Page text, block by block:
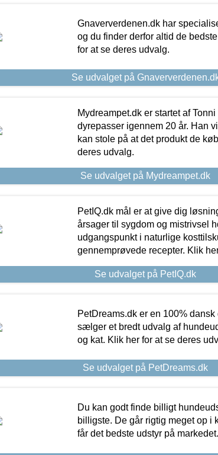
Gnaververdenen.dk har
og du finder derfor altid de
for at se deres udvalg.
Se udvalget på
Mydreampet.dk er startet af
dyrepasser igennem 20 år. Han
kan stole på at det produkt de
deres udvalg.
Se udvalget på Mydreampet.dk
PetIQ.dk mål er at give dig
årsager til sygdom og mistrivsel
udgangspunkt i naturlige
gennemprøvede recepter. Klik
Se udvalget på PetIQ.dk
PetDreams.dk er en 100%
sælger et bredt udvalg af
og kat. Klik her for at se deres
Se udvalget på PetDreams.dk
Du kan godt finde billigt
billigste. De går rigtig meget op i
får det bedste udstyr på